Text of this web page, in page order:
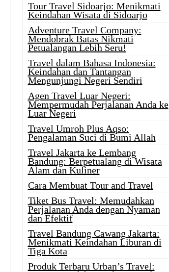
Tour Travel Sidoarjo: Menikmati
Keindahan Wisata di Sidoarjo
Adventure Travel Company:
Mendobrak Batas Nikmati
Petualangan Lebih Seru!
Travel dalam Bahasa Indonesia:
Keindahan dan Tantangan
Mengunjungi Negeri Sendiri
Agen Travel Luar Negeri:
Mempermudah Perjalanan Anda ke
Luar Negeri
Travel Umroh Plus Aqso:
Pengalaman Suci di Bumi Allah
Travel Jakarta ke Lembang
Bandung: Berpetualang di Wisata
Alam dan Kuliner
Cara Membuat Tour and Travel
Tiket Bus Travel: Memudahkan
Perjalanan Anda dengan Nyaman
dan Efektif
Travel Bandung Cawang Jakarta:
Menikmati Keindahan Liburan di
Tiga Kota
Produk Terbaru Urban’s Travel: